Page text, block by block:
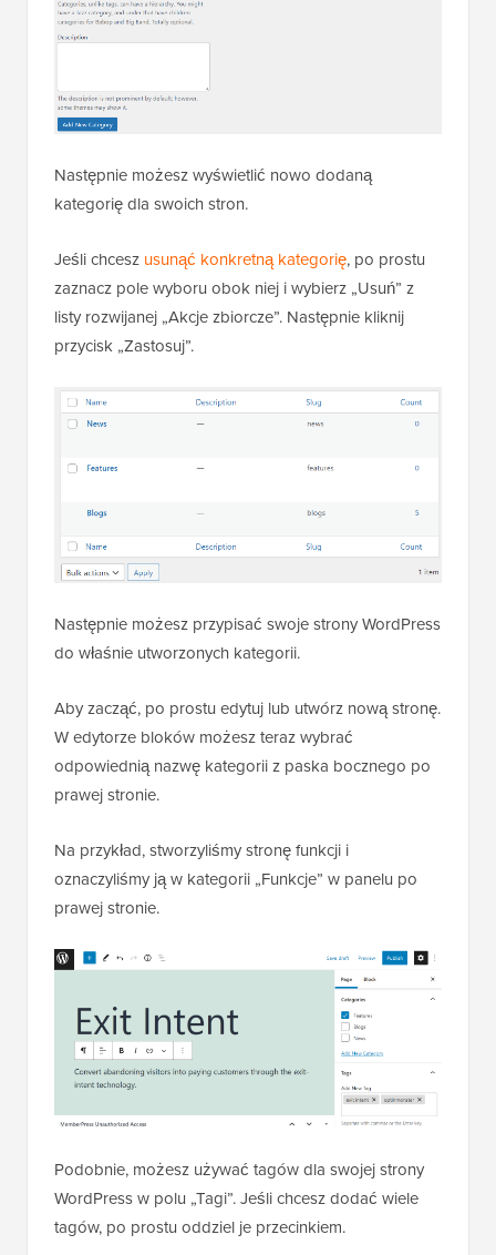
Następnie możesz wyświetlić nowo dodaną
kategorię dla swoich stron.
Jeśli chcesz usunąć konkretną kategorię, po prostu
zaznacz pole wyboru obok niej i wybierz „Usuń” z
listy rozwijanej „Akcje zbiorcze”. Następnie kliknij
przycisk „Zastosuj”.
Następnie możesz przypisać swoje strony WordPress
do właśnie utworzonych kategorii.
Aby zacząć, po prostu edytuj lub utwórz nową stronę.
W edytorze bloków możesz teraz wybrać
odpowiednią nazwę kategorii z paska bocznego po
prawej stronie.
Na przykład, stworzyliśmy stronę funkcji i
oznaczyliśmy ją w kategorii „Funkcje” w panelu po
prawej stronie.
Podobnie, możesz używać tagów dla swojej strony
WordPress w polu „Tagi”. Jeśli chcesz dodać wiele
tagów, po prostu oddziel je przecinkiem.